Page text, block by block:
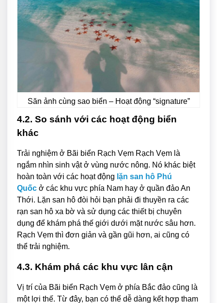
Săn ảnh cùng sao biển – Hoạt động “signature”
4.2. So sánh với các hoạt động biển
khác
Trải nghiệm ở Bãi biển Rạch Vẹm Rạch Vẹm là
ngắm nhìn sinh vật ở vùng nước nông. Nó khác biệt
hoàn toàn với các hoạt động lặn san hô Phú
Quốc ở các khu vực phía Nam hay ở quần đảo An
Thới. Lặn san hô đòi hỏi bạn phải đi thuyền ra các
rạn san hô xa bờ và sử dụng các thiết bị chuyên
dụng để khám phá thế giới dưới mặt nước sâu hơn.
Rạch Vẹm thì đơn giản và gần gũi hơn, ai cũng có
thể trải nghiệm.
4.3. Khám phá các khu vực lân cận
Vị trí của Bãi biển Rạch Vẹm ở phía Bắc đảo cũng là
một lợi thế. Từ đây, bạn có thể dễ dàng kết hợp tham